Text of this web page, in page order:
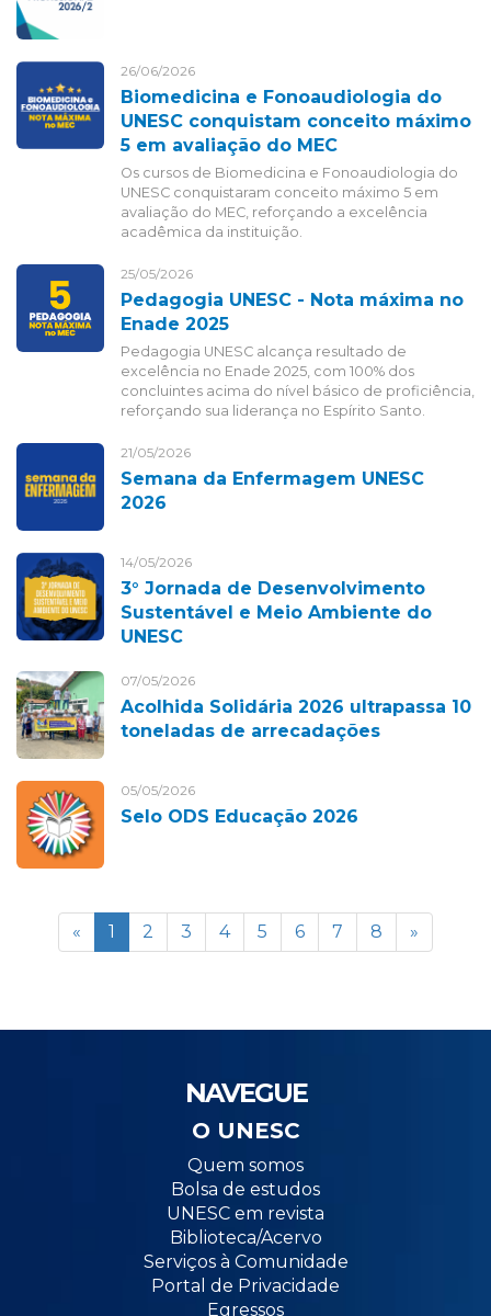
26/06/2026
Biomedicina e Fonoaudiologia do
UNESC conquistam conceito máximo
5 em avaliação do MEC
Os cursos de Biomedicina e Fonoaudiologia do
UNESC conquistaram conceito máximo 5 em
avaliação do MEC, reforçando a excelência
acadêmica da instituição.
25/05/2026
Pedagogia UNESC - Nota máxima no
Enade 2025
Pedagogia UNESC alcança resultado de
excelência no Enade 2025, com 100% dos
concluintes acima do nível básico de proficiência,
reforçando sua liderança no Espírito Santo.
21/05/2026
Semana da Enfermagem UNESC
2026
14/05/2026
3° Jornada de Desenvolvimento
Sustentável e Meio Ambiente do
UNESC
07/05/2026
Acolhida Solidária 2026 ultrapassa 10
toneladas de arrecadações
05/05/2026
Selo ODS Educação 2026
« 1 2 3 4 5 6 7 8 »
NAVEGUE
O UNESC
Quem somos
Bolsa de estudos
UNESC em revista
Biblioteca/Acervo
Serviços à Comunidade
Portal de Privacidade
Egressos